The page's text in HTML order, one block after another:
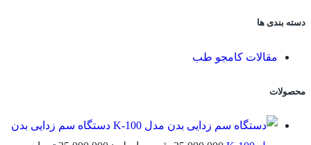
دسته بندی ها
مقالات کامجو طب
محصولات
دستگاه سم زدایی بدن